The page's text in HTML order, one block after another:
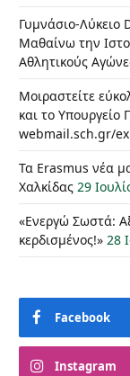
Γυμνάσιο-
Μαθαίνω την
Αθλητικούς
Μοιραστείτε
και το Υπουργείο
webmail.sch.gr/
Τα Erasmus νέα
Χαλκίδας 29
«Ενεργώ Σωστά:
κερδισμένος!» 28
Facebook
Instagram